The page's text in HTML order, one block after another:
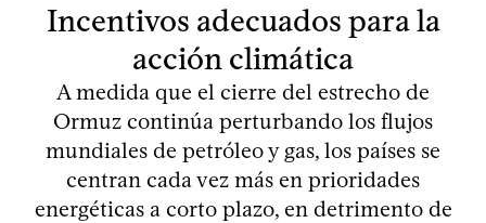
Incentivos adecuados para la
acción climática
A medida que el cierre del estrecho de
Ormuz continúa perturbando los flujos
mundiales de petróleo y gas, los países se
centran cada vez más en prioridades
energéticas a corto plazo, en detrimento de